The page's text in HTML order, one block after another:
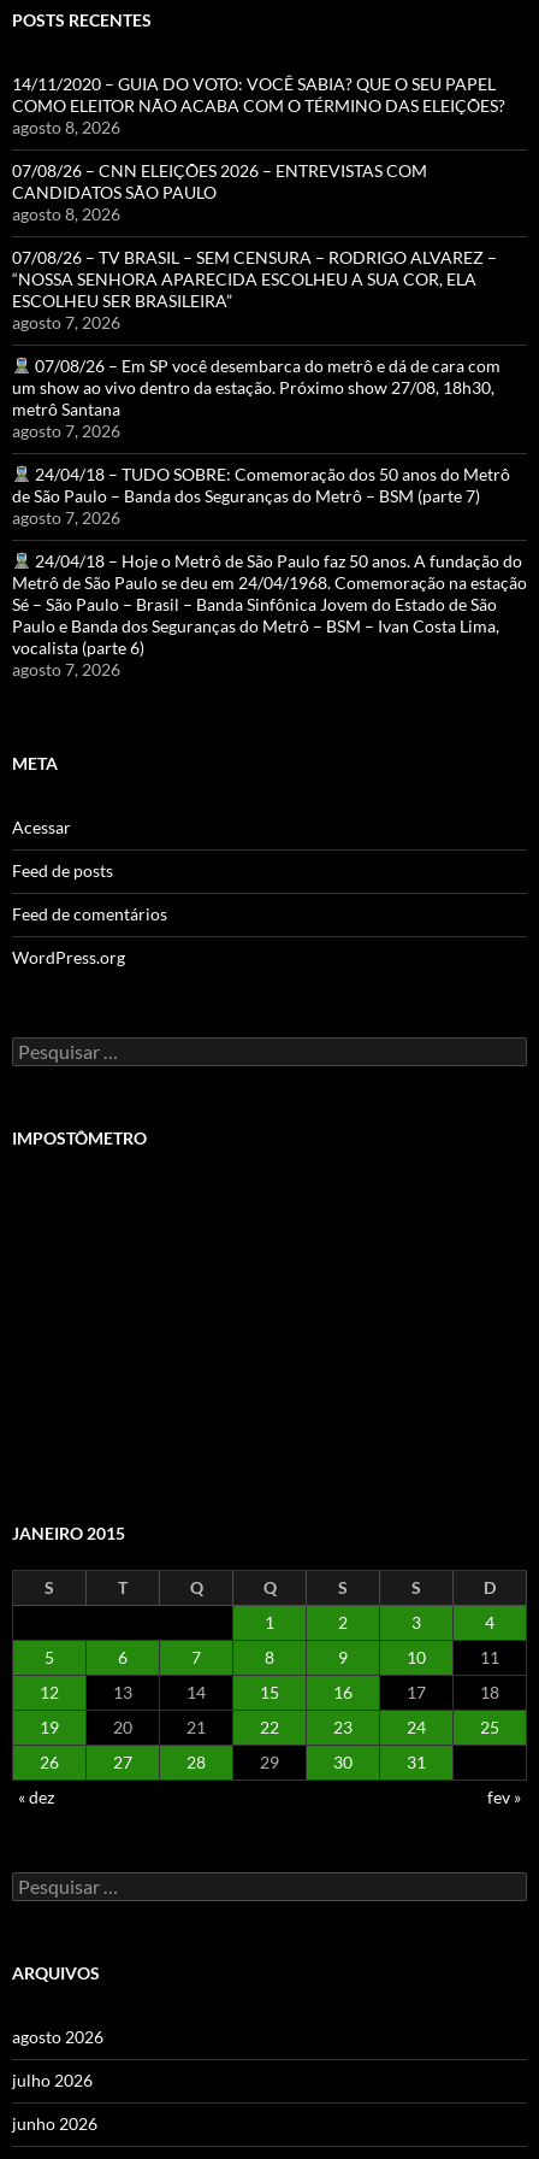
POSTS RECENTES
14/11/2020 – GUIA DO VOTO: VOCÊ SABIA? QUE O SEU PAPEL
COMO ELEITOR NÃO ACABA COM O TÉRMINO DAS ELEIÇÕES?
agosto 8, 2026
07/08/26 – CNN ELEIÇÕES 2026 – ENTREVISTAS COM
CANDIDATOS SÃO PAULO
agosto 8, 2026
07/08/26 – TV BRASIL – SEM CENSURA – RODRIGO ALVAREZ –
“NOSSA SENHORA APARECIDA ESCOLHEU A SUA COR, ELA
ESCOLHEU SER BRASILEIRA”
agosto 7, 2026
07/08/26 – Em SP você desembarca do metrô e dá de cara com
um show ao vivo dentro da estação. Próximo show 27/08, 18h30,
metrô Santana
agosto 7, 2026
24/04/18 – TUDO SOBRE: Comemoração dos 50 anos do Metrô
de São Paulo – Banda dos Seguranças do Metrô – BSM (parte 7)
agosto 7, 2026
24/04/18 – Hoje o Metrô de São Paulo faz 50 anos. A fundação do
Metrô de São Paulo se deu em 24/04/1968. Comemoração na estação
Sé – São Paulo – Brasil – Banda Sinfônica Jovem do Estado de São
Paulo e Banda dos Seguranças do Metrô – BSM – Ivan Costa Lima,
vocalista (parte 6)
agosto 7, 2026
META
Acessar
Feed de posts
Feed de comentários
WordPress.org
Pesquisar
por:
IMPOSTÔMETRO
JANEIRO 2015
S T Q Q S S
D
1
2 3
4
5
6 7 8 9 10
11
12
13 14 15 16 17
18
19
20 21 22 23 24
25
26
27 28 29 30
31
« dez
fev »
Pesquisar
por:
ARQUIVOS
agosto 2026
julho 2026
junho 2026